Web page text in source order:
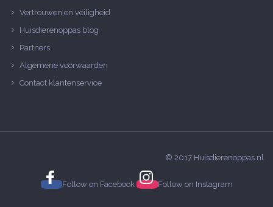
Vertrouwen en veiligheid
Huisdierenoppas blog
Partners
Algemene voorwaarden
Contact klantenservice
© 2017 Huisdierenoppas.nl
Follow on Facebook Follow on Instagram